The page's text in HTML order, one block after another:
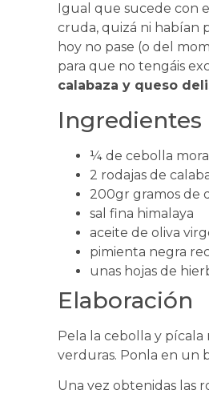
Igual que sucede con
cruda, quizá ni habían
hoy no pase (o del
para que no tengáis
calabaza y queso
Ingredientes
¼ de cebolla
2 rodajas de
200gr gramos de
sal fina himalaya
aceite de oliva
pimienta negra
unas hojas de
Elaboración
Pela la cebolla y
verduras. Ponla en un
Una vez obtenidas las